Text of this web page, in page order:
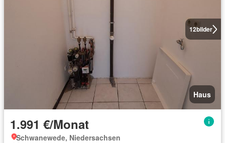
12bilder
Haus
1.991 €/Monat
Schwanewede, Niedersachsen